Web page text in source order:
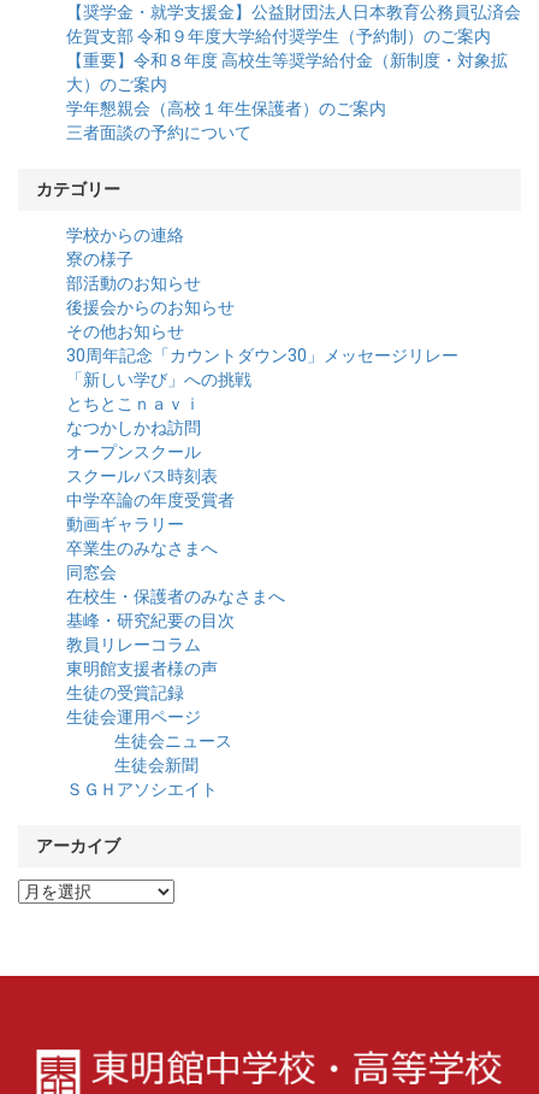
【奨学金・就学支援金】公益財団法人日本教育公務員弘済会
佐賀支部 令和９年度大学給付奨学生（予約制）のご案内
【重要】令和８年度 高校生等奨学給付金（新制度・対象拡
大）のご案内
学年懇親会（高校１年生保護者）のご案内
三者面談の予約について
カテゴリー
学校からの連絡
寮の様子
部活動のお知らせ
後援会からのお知らせ
その他お知らせ
30周年記念「カウントダウン30」メッセージリレー
「新しい学び」への挑戦
とちとこｎａｖｉ
なつかしかね訪問
オープンスクール
スクールバス時刻表
中学卒論の年度受賞者
動画ギャラリー
卒業生のみなさまへ
同窓会
在校生・保護者のみなさまへ
基峰・研究紀要の目次
教員リレーコラム
東明館支援者様の声
生徒の受賞記録
生徒会運用ページ
生徒会ニュース
生徒会新聞
ＳＧＨアソシエイト
アーカイブ
ア